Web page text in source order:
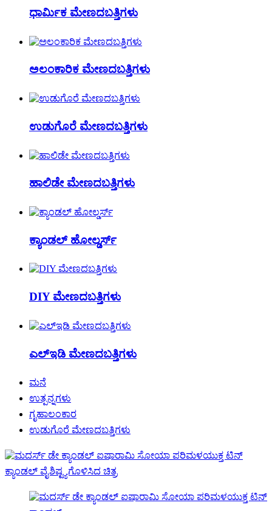
ಧಾರ್ಮಿಕ ಮೇಣದಬತ್ತಿಗಳು
ಅಲಂಕಾರಿಕ ಮೇಣದಬತ್ತಿಗಳು
ಉಡುಗೊರೆ ಮೇಣದಬತ್ತಿಗಳು
ಹಾಲಿಡೇ ಮೇಣದಬತ್ತಿಗಳು
ಕ್ಯಾಂಡಲ್ ಹೋಲ್ಡರ್ಸ್
DIY ಮೇಣದಬತ್ತಿಗಳು
ಎಲ್ಇಡಿ ಮೇಣದಬತ್ತಿಗಳು
ಮನೆ
ಉತ್ಪನ್ನಗಳು
ಗೃಹಾಲಂಕಾರ
ಉಡುಗೊರೆ ಮೇಣದಬತ್ತಿಗಳು